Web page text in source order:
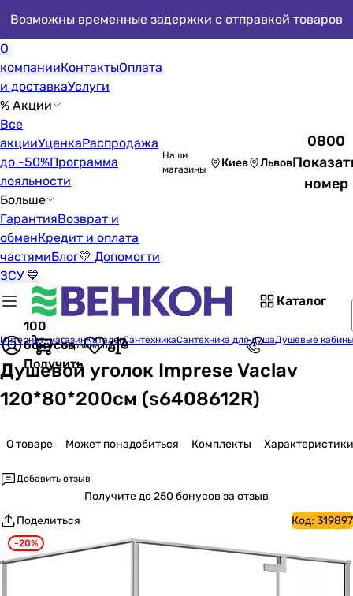
Возможны временные задержки с отправкой товаров
О
компанииКонтактыОплата
и доставкаУслуги
% Акции
Все
акцииУценкаРаспродажа
до -50%Программа
лояльности
Больше
ГарантияВозврат и
обменКредит и оплата
частямиБлог💛 Допомогти
ЗСУ 💙
Наши
магазины
Киев Львов
0800
номер
Каталог
100
бонусов
Получить
Корзина пуста
Интернет-магазинКаталогСантехникаСантехника для душаДушевые
Душевой уголок Imprese Vaclav
120*80*200см (s6408612R)
О товаре Может понадобиться Комплекты Характеристики
Добавить отзыв
Получитедо 250 бонусов за отзыв
Поделиться
Код: 319897
-20%